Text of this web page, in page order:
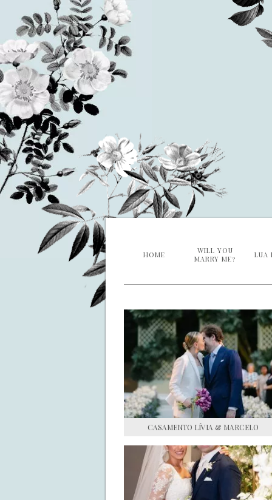
HOME
WILL YOU
MARRY ME?
LUA
CASAMENTO LÍVIA & MARCELO